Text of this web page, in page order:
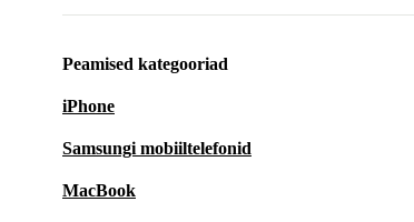
Peamised kategooriad
iPhone
Samsungi mobiiltelefonid
MacBook